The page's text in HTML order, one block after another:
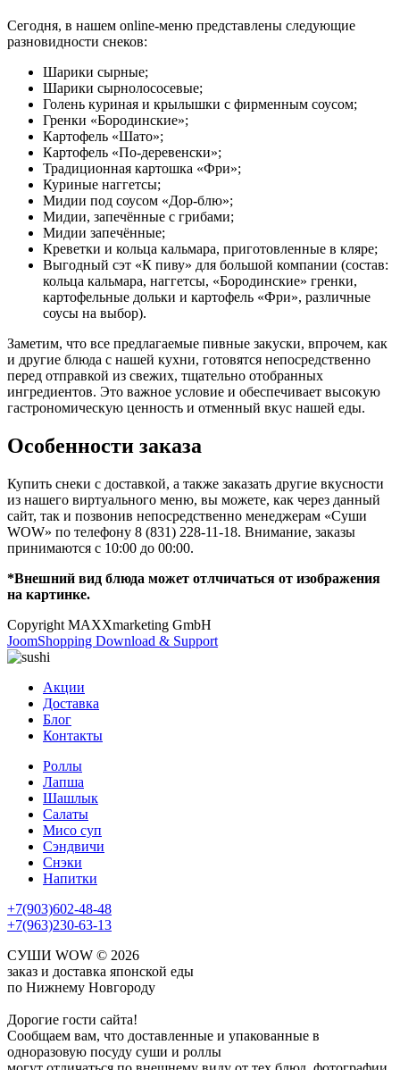
Сегодня, в нашем online-меню представлены следующие
разновидности снеков:
Шарики сырные;
Шарики сырнолососевые;
Голень куриная и крылышки с фирменным соусом;
Гренки «Бородинские»;
Картофель «Шато»;
Картофель «По-деревенски»;
Традиционная картошка «Фри»;
Куриные наггетсы;
Мидии под соусом «Дор-блю»;
Мидии, запечённые с грибами;
Мидии запечённые;
Креветки и кольца кальмара, приготовленные в кляре;
Выгодный сэт «К пиву» для большой компании (состав:
кольца кальмара, наггетсы, «Бородинские» гренки,
картофельные дольки и картофель «Фри», различные
соусы на выбор).
Заметим, что все предлагаемые пивные закуски, впрочем, как
и другие блюда с нашей кухни, готовятся непосредственно
перед отправкой из свежих, тщательно отобранных
ингредиентов. Это важное условие и обеспечивает высокую
гастрономическую ценность и отменный вкус нашей еды.
Особенности заказа
Купить снеки с доставкой, а также заказать другие вкусности
из нашего виртуального меню, вы можете, как через данный
сайт, так и позвонив непосредственно менеджерам «Суши
WOW» по телефону 8 (831) 228-11-18. Внимание, заказы
принимаются с 10:00 до 00:00.
*Внешний вид блюда может отлчичаться от изображения
на картинке.
Copyright MAXXmarketing GmbH
JoomShopping Download & Support
Акции
Доставка
Блог
Контакты
Роллы
Лапша
Шашлык
Салаты
Мисо суп
Сэндвичи
Снэки
Напитки
+7(903)602-48-48
+7(963)230-63-13
СУШИ WOW © 2026
заказ и доставка японской еды
по Нижнему Новгороду
Дорогие гости сайта!
Сообщаем вам, что доставленные и упакованные в
одноразовую посуду суши и роллы